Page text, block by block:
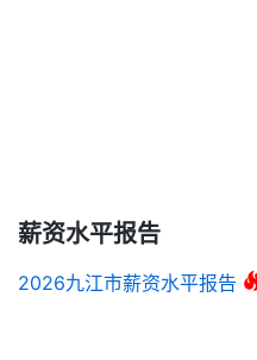
薪资水平报告
2026九江市薪资水平报告